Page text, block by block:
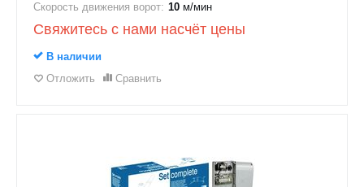
Скорость движения ворот: 10 м/мин
Свяжитесь с нами насчёт цены
В наличии
Отложить
Сравнить